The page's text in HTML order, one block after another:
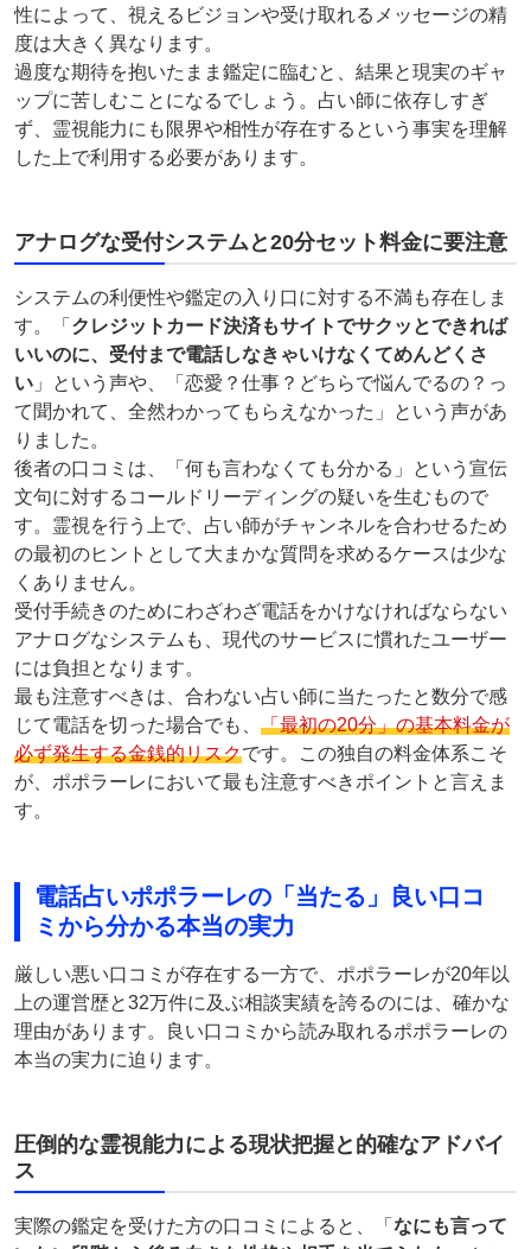
性によって、視えるビジョンや受け取れるメッセージの精
度は大きく異なります。
過度な期待を抱いたまま鑑定に臨むと、結果と現実のギャ
ップに苦しむことになるでしょう。占い師に依存しすぎ
ず、霊視能力にも限界や相性が存在するという事実を理解
した上で利用する必要があります。
アナログな受付システムと20分セット料金に要注意
システムの利便性や鑑定の入り口に対する不満も存在しま
す。「 クレジットカード決済もサイトでサクッとできれば
いいのに、受付まで電話しなきゃいけなくてめんどくさ
い 」という声や、「恋愛？仕事？どちらで悩んでるの？っ
て聞かれて、全然わかってもらえなかった」という声があ
りました。
後者の口コミは、「何も言わなくても分かる」という宣伝
文句に対するコールドリーディングの疑いを生むもので
す。霊視を行う上で、占い師がチャンネルを合わせるため
の最初のヒントとして大まかな質問を求めるケースは少な
くありません。
受付手続きのためにわざわざ電話をかけなければならない
アナログなシステムも、現代のサービスに慣れたユーザー
には負担となります。
最も注意すべきは、合わない占い師に当たったと数分で感
じて電話を切った場合でも、 「最初の20分」の基本料金が
必ず発生する金銭的リスクです。この独自の料金体系こそ
が、ポポラーレにおいて最も注意すべきポイントと言えま
す。
電話占いポポラーレの「当たる」良い口コ
ミから分かる本当の実力
厳しい悪い口コミが存在する一方で、ポポラーレが20年以
上の運営歴と32万件に及ぶ相談実績を誇るのには、確かな
理由があります。良い口コミから読み取れるポポラーレの
本当の実力に迫ります。
圧倒的な霊視能力による現状把握と的確なアドバイ
ス
実際の鑑定を受けた方の口コミによると、「 なにも言って